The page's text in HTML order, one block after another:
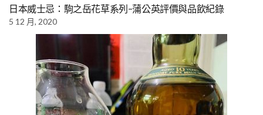
日本威士忌：駒之岳花草系列-蒲公英評價與品飲紀錄
5 12 月, 2020